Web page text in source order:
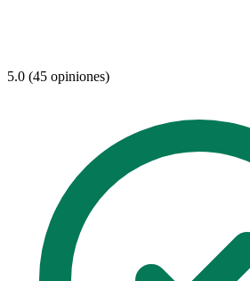
5.0 (45 opiniones)